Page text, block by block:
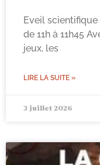
Eveil scientifique
de 11h à 11h45
jeux, les
LIRE LA SUITE »
3 juillet 2026